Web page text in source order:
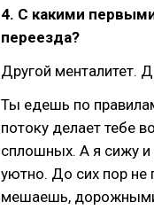
4. С какими
переезда?
Другой менталитет.
Ты едешь по
потоку делает тебе
сплошных. А я сижу и
уютно. До сих пор не
мешаешь, дорожными